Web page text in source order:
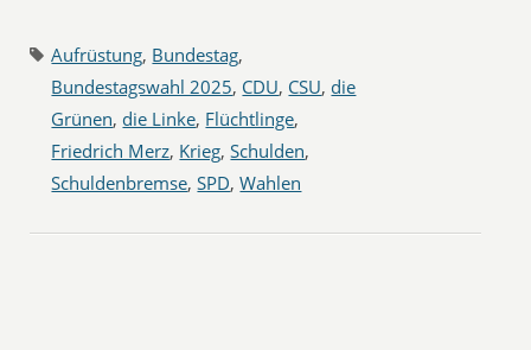
Aufrüstung, Bundestag,
Bundestagswahl 2025, CDU, CSU, die
Grünen, die Linke, Flüchtlinge,
Friedrich Merz, Krieg,Schulden,
Schuldenbremse,SPD,Wahlen